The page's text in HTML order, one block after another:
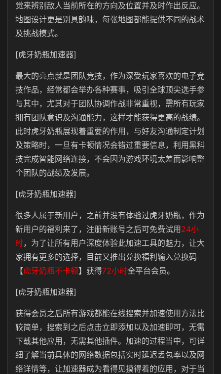
觉来辨别敌人当前所在的方向及位置并及时作出反应。
地图设计更是别具韵味，每张地图都能提供不同的战术
及挑战模式。
[虎牙奶瓶加速器]
最大的亮点就是团队竞技，作为深受玩家喜欢的电子竞
技作品，经常都会举办各种赛事，吸引全球顶尖选手参
与其中，尤其对于团队协调作战非常重视，需所有玩家
拥有团队意识及沟通能力，这样才能获得更高的战绩。
此时虎牙奶瓶展现着重要的作用，与好友沟通制定计划
及策略时，一旦有卡顿情况会错过重要信息，利用黑科
技完成智能网络连接，不会因为游戏环境太差而影响整
个团队的战绩及发展。
[虎牙奶瓶加速器]
很多人属于新用户，之前并没有体验过虎牙奶瓶，作为
新用户的福利来了，注册新账号之后可免费试用 24小
时，为了让所有用户深度体验此加速工具的魅力，让大
家拥有更多的选择，目前又推出兑换福利输入兑换码
【虎牙奶瓶不卡顿】获得72小时全平台会员。
[虎牙奶瓶加速器]
获得会员之后所有游戏都能在线搜索并加速使用方法比
较简单，搜索到之后点击立即添加以及加速即可，无需
下载其他应用，无需其他插件。加速的过程当中，可详
细了解当前具体的网络数据包括实时延迟丢包率以及网
络详情等，让加速器成为看得见摸得着的应用，对于当